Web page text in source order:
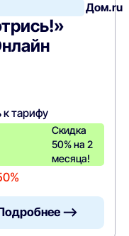
Дом.ru
тарифу
Скидка
50% на 2
месяца!
—>